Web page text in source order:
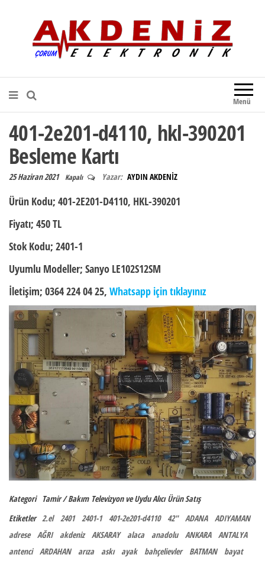
Akdeniz Elektronik
Teknik Destek, Kaliteli Hizmet |
Çorum Elektronik Firması
Menü
401-2e201-d4110, hkl-390201
Besleme Kartı
25 Haziran 2021 Kapalı Yazar: AYDIN AKDENİZ
Ürün Kodu; 401-2E201-D4110, HKL-390201
Fiyatı; 450 TL
Stok Kodu; 2401-1
Uyumlu Modeller; Sanyo LE102S12SM
İletişim; 0364 224 04 25, Whatsapp için tıklayınız
Kategori Tamir / Bakım Televizyon ve Uydu Alıcı Ürün Satış
Etiketler 2.el 2401 2401-1 401-2e201-d4110 42" ADANA
ADIYAMAN
adrese
AĞRI akdeniz AKSARAY alaca anadolu ANKARA
ANTALYA
antenci
ARDAHAN arıza askı ayak bahçelievler BATMAN
bayat